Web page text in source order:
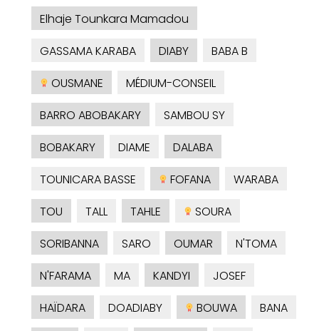
Elhaje Tounkara Mamadou
GASSAMA KARABA
DIABY
BABA B
OUSMANE
MÉDIUM-CONSEIL
BARRO ABOBAKARY
SAMBOU SY
BOBAKARY
DIAME
DALABA
TOUNICARA BASSE
FOFANA
WARABA
TOU
TALL TAHLE
SOURA
SORIBANNA
SARO OUMAR
N'TOMA
N'FARAMA
MA KANDYI
JOSEF
HAÏDARA
DOADIABY BOUWA
BANA